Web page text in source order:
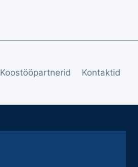
Koostööpartnerid Kontaktid